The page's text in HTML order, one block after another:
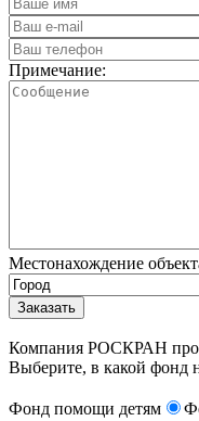
Примечание:
Местонахождение
Компания РОСКРАН
Выберите, в какой фонд
Фонд помощи детям